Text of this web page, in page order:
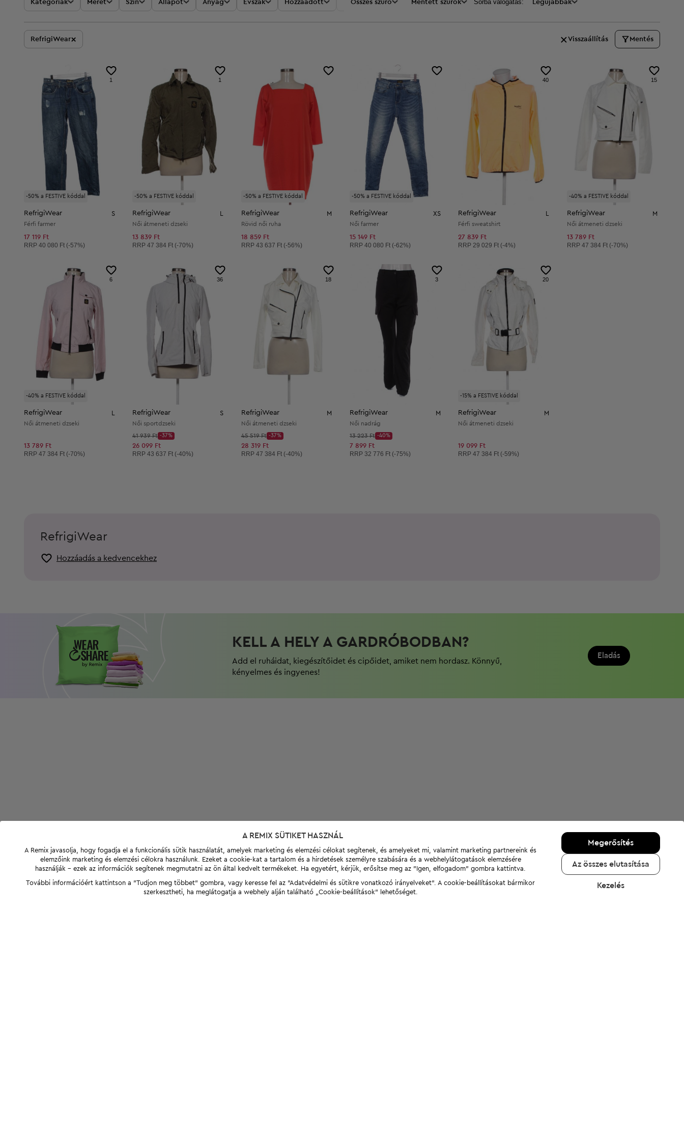
Kategóriák Méret Szín Állapot Anyag Évszak Hozzáadott Akciók Ár
Összes szűrő Mentett szűrők Sorba válogatás: Legújabbak
RefrigiWear× Visszaállítás Mentés
-50% a FESTIVE kóddal
1
RefrigiWear S
Férfi farmer
17 119 Ft
Ajánlott ár:
RRP 40 080 Ft (-57%)
-50% a FESTIVE kóddal
1
RefrigiWear
Női átmeneti dzseki
13 839 Ft
Ajánlott ár:
RRP47 384 Ft (-70%)
-50% a FESTIVE kóddal
RefrigiWear M
Rövid női ruha
18 859 Ft
Ajánlott ár:
RRP 43 637 Ft (-56%)
-50% a FESTIVE kóddal
RefrigiWear XS
Női farmer
15 149 Ft
Ajánlott ár:
RRP 40 080 Ft (-62%)
40
RefrigiWear
Férfi sweatshirt
27 839 Ft
Ajánlott ár:
RRP29 029 Ft (-4%)
-40% a FESTIVE kóddal
15
RefrigiWear M
Női átmeneti dzseki
13 789 Ft
Ajánlott ár:
RRP 47 384 Ft (-70%)
-40% a FESTIVE kóddal
6
RefrigiWear
Női átmeneti dzseki
13 789 Ft
Ajánlott ár:
RRP 47 384 Ft (-70%)
36
RefrigiWear S
Női sportdzseki
Kezdő ár:
41 939 Ft
Discount Price:
-37%
Csökkentett ár:
26 099 Ft
Ajánlott ár:
RRP43 637 Ft (-40%)
18
RefrigiWear M
Női átmeneti dzseki
Kezdő ár:
45 519 Ft
Discount Price:
-37%
Csökkentett ár:
28 319 Ft
Ajánlott ár:
RRP 47 384 Ft (-40%)
3
RefrigiWear M
Női nadrág
Kezdő ár:
13 223 Ft
Discount Price:
-40%
Csökkentett ár:
7 899 Ft
Ajánlott ár:
RRP 32 776 Ft (-75%)
-15% a FESTIVE kóddal
20
RefrigiWear M
Női átmeneti dzseki
19 099 Ft
Ajánlott ár:
RRP47 384 Ft (-59%)
RefrigiWear
Hozzáadás a kedvencekhez
KELL A HELY A GARDRÓBODBAN?
Add el ruháidat, kiegészítőidet és cipőidet, amiket nem hordasz. Könnyű,
kényelmes és ingyenes!
Eladás
A REMIX SÜTIKET HASZNÁL
A Remix javasolja, hogy fogadja el a funkcionális sütik használatát, amelyek marketing és elemzési célokat segítenek, és amelyeket mi, valamint marketing partnereink és
elemzőink marketing és elemzési célokra használunk. Ezeket a cookie-kat a tartalom és a hirdetések személyre szabására és a webhelylátogatások elemzésére
használják - ezek az információk segítenek megmutatni az ön által kedvelt termékeket. Ha egyetért, kérjük, erősítse meg az "Igen, elfogadom" gombra kattintva.
További információért kattintson a "Tudjon meg többet" gombra, vagy keresse fel az "Adatvédelmi és sütikre vonatkozó irányelveket". A cookie-beállításokat bármikor
szerkesztheti, ha meglátogatja a webhely alján található „Cookie-beállítások” lehetőséget.
Megerősítés
Az összes elutasítása
Kezelés